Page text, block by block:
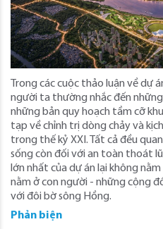
Trong các cuộc thảo luận về dự
người ta thường nhắc đến
những bản quy hoạch tầm cỡ
tạp về chỉnh trị dòng chảy và
trong thế kỷ XXI. Tất cả đều
sống còn đối với an toàn thoát
lớn nhất của dự án lại không
nằm ở con người - những cộng
với đôi bờ sông Hồng.
Phản biện